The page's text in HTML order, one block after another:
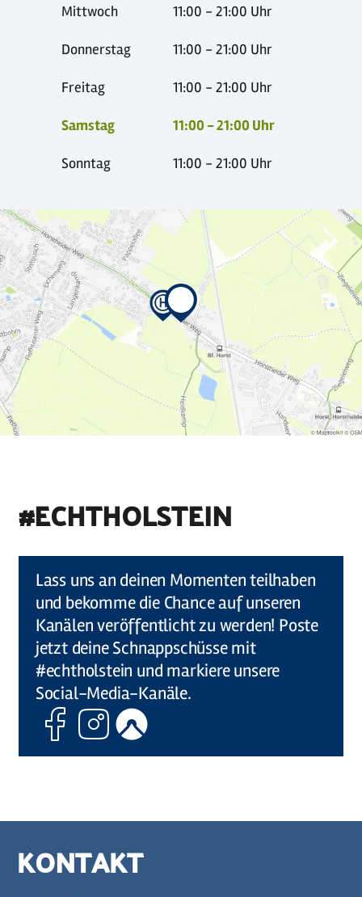
Mittwoch 11:00 - 21:00 Uhr
Donnerstag 11:00 - 21:00 Uhr
Freitag 11:00 - 21:00 Uhr
Samstag 11:00 - 21:00 Uhr
Sonntag 11:00 - 21:00 Uhr
#ECHTHOLSTEIN
Lass uns an deinen Momenten teilhaben
und bekomme die Chance auf unseren
Kanälen veröffentlicht zu werden! Poste
jetzt deine Schnappschüsse mit
#echtholstein und markiere unsere
Social-Media-Kanäle.
FacebookInstagram
Komoot
KONTAKT